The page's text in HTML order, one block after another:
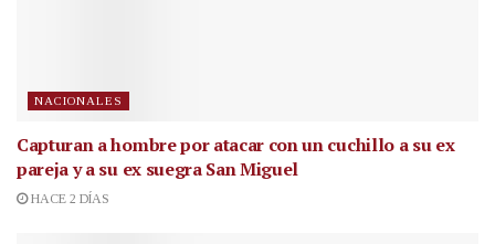
NACIONALES
Capturan a hombre por atacar con un cuchillo a su ex
pareja y a su ex suegra San Miguel
HACE 2 DÍAS